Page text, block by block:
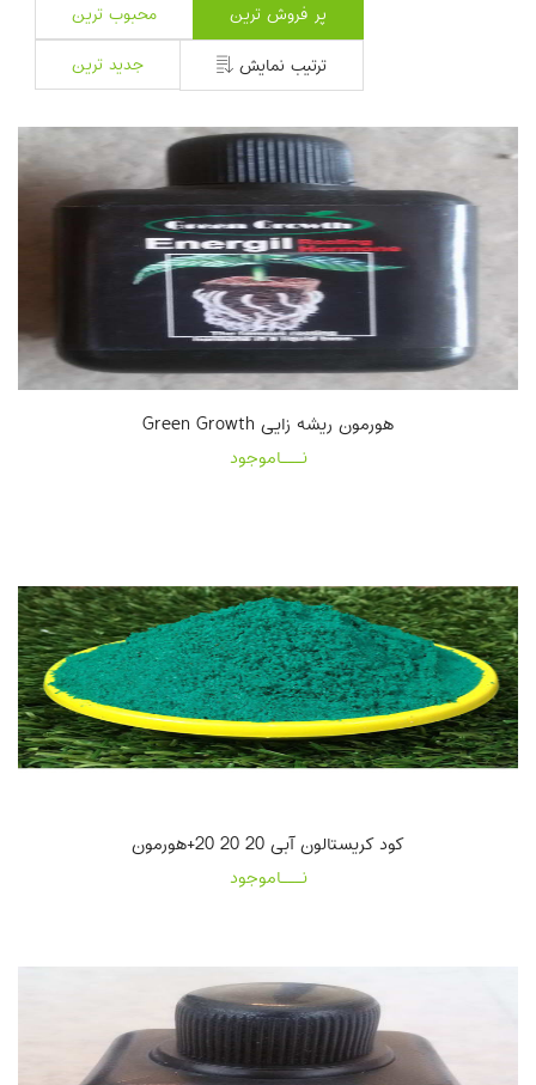
محبوب ترین
پر فروش ترین
جدید ترین
ترتیب نمایش
هورمون ریشه زایی Green Growth
نـــاموجود
کود کریستالون آبی 20 20 20+هورمون
نـــاموجود